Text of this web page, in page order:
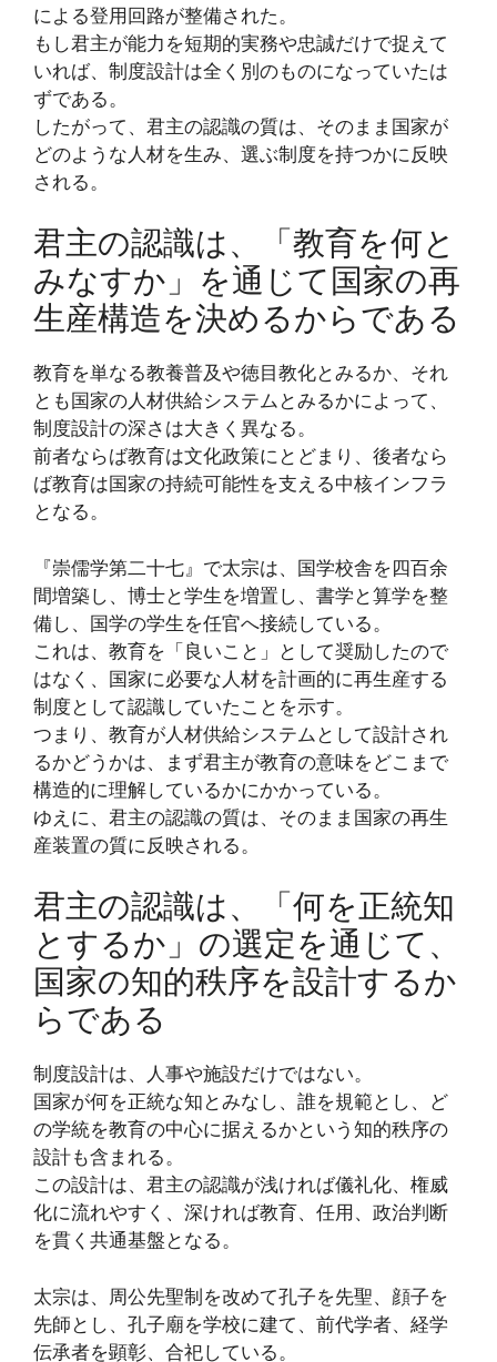
による登用回路が整備された。
もし君主が能力を短期的実務や忠誠だけで捉えて
いれば、制度設計は全く別のものになっていたは
ずである。
したがって、君主の認識の質は、そのまま国家が
どのような人材を生み、選ぶ制度を持つかに反映
される。
君主の認識は、「教育を何と
みなすか」を通じて国家の再
生産構造を決めるからである
教育を単なる教養普及や徳目教化とみるか、それ
とも国家の人材供給システムとみるかによって、
制度設計の深さは大きく異なる。
前者ならば教育は文化政策にとどまり、後者なら
ば教育は国家の持続可能性を支える中核インフラ
となる。
『崇儒学第二十七』で太宗は、国学校舎を四百余
間増築し、博士と学生を増置し、書学と算学を整
備し、国学の学生を任官へ接続している。
これは、教育を「良いこと」として奨励したので
はなく、国家に必要な人材を計画的に再生産する
制度として認識していたことを示す。
つまり、教育が人材供給システムとして設計され
るかどうかは、まず君主が教育の意味をどこまで
構造的に理解しているかにかかっている。
ゆえに、君主の認識の質は、そのまま国家の再生
産装置の質に反映される。
君主の認識は、「何を正統知
とするか」の選定を通じて、
国家の知的秩序を設計するか
らである
制度設計は、人事や施設だけではない。
国家が何を正統な知とみなし、誰を規範とし、ど
の学統を教育の中心に据えるかという知的秩序の
設計も含まれる。
この設計は、君主の認識が浅ければ儀礼化、権威
化に流れやすく、深ければ教育、任用、政治判断
を貫く共通基盤となる。
太宗は、周公先聖制を改めて孔子を先聖、顔子を
先師とし、孔子廟を学校に建て、前代学者、経学
伝承者を顕彰、合祀している。